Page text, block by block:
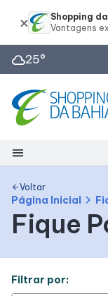
cloud25°
Horários de
Lojas
Outback
Planeta
menu
Shopping
Mapa Interno
Como chegar
arrow_backVoltar
Página Inicial chevron_right
Fique
Filtrar por:
Shopping